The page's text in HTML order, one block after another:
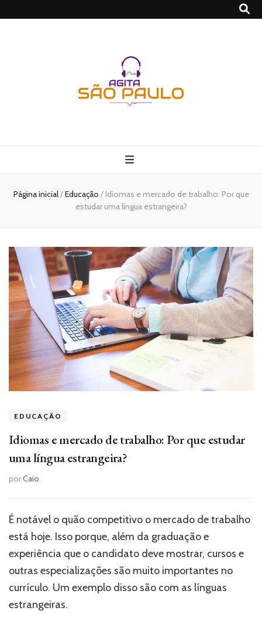
Agito
Página inicial/Educação / Idiomas e mercado de trabalho: Por que
estudar uma língua estrangeira?
EDUCAÇÃO
Idiomas e mercado de trabalho: Por que estudar
uma língua estrangeira?
porCaio
É notável o quão competitivo o mercado de trabalho
está hoje. Isso porque, além da graduação e
experiência que o candidato deve mostrar, cursos e
outras especializações são muito importantes no
currículo. Um exemplo disso são com as línguas
estrangeiras.